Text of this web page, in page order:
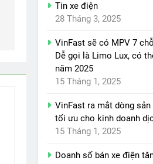
Tin xe điện
28 Tháng 3, 2025
VinFast sẽ có MPV 7
Dễ gọi là Limo Lux, có
năm 2025
15 Tháng 1, 2025
VinFast ra mắt dòng
tối ưu cho kinh doanh
15 Tháng 1, 2025
Doanh số bán xe điện